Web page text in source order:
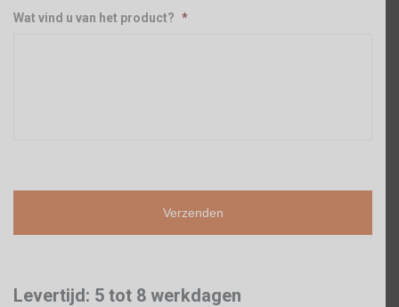
Wat vind u van het product? *
Levertijd: 5 tot 8 werkdagen